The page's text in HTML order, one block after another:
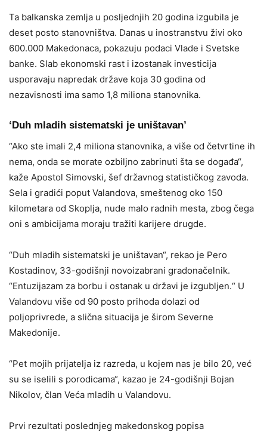
Ta balkanska zemlja u posljednjih 20 godina izgubila je
deset posto stanovništva. Danas u inostranstvu živi oko
600.000 Makedonaca, pokazuju podaci Vlade i Svetske
banke. Slab ekonomski rast i izostanak investicija
usporavaju napredak države koja 30 godina od
nezavisnosti ima samo 1,8 miliona stanovnika.
‘Duh mladih sistematski je uništavan’
“Ako ste imali 2,4 miliona stanovnika, a više od četvrtine ih
nema, onda se morate ozbiljno zabrinuti šta se događa“,
kaže Apostol Simovski, šef državnog statističkog zavoda.
Sela i gradići poput Valandova, smeštenog oko 150
kilometara od Skoplja, nude malo radnih mesta, zbog čega
oni s ambicijama moraju tražiti karijere drugde.
“Duh mladih sistematski je uništavan“, rekao je Pero
Kostadinov, 33-godišnji novoizabrani gradonačelnik.
“Entuzijazam za borbu i ostanak u državi je izgubljen.“ U
Valandovu više od 90 posto prihoda dolazi od
poljoprivrede, a slična situacija je širom Severne
Makedonije.
“Pet mojih prijatelja iz razreda, u kojem nas je bilo 20, već
su se iselili s porodicama“, kazao je 24-godišnji Bojan
Nikolov, član Veća mladih u Valandovu.
Prvi rezultati poslednjeg makedonskog popisa